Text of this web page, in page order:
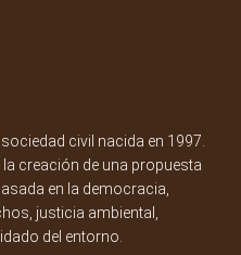
civil nacida en 1997.
creación de una propuesta
en la democracia,
justicia ambiental,
del entorno.